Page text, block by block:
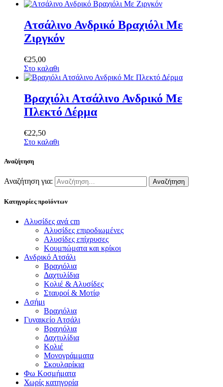
Ατσάλινο Ανδρικό Βραχιόλι Με
Ζιργκόν
€25,00
Στο καλαθι
Βραχιόλι Ατσάλινο Ανδρικό Με
Πλεκτό Δέρμα
€22,50
Στο καλαθι
Αναζήτηση
Αναζήτηση για:
Κατηγορίες προϊόντων
Αλυσίδες ανά cm
Αλυσίδες επιροδιωμένες
Αλυσίδες επίχρυσες
Κουμπώματα και κρίκοι
Ανδρικό Ατσάλι
Βραχιόλια
Δαχτυλίδια
Κολιέ & Αλυσίδες
Σταυροί & Μοτίφ
Ασήμι
Βραχιόλια
Γυναικείο Ατσάλι
Βραχιόλια
Δαχτυλίδια
Κολιέ
Μονογράμματα
Σκουλαρίκια
Φω Κοσμήματα
Χωρίς κατηγορία